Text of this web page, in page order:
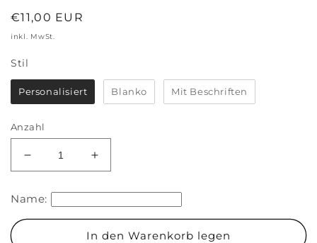
Normaler
Preis
€11,00 EUR
inkl. MwSt.
Stil
Personalisiert Blanko Mit Beschriften
Anzahl
Verringere
die
Menge
für
Mutterpasshülle
&#39;Silhouette&#39;
Erhöhe
die
Menge
für
Mutterpasshülle
&#39;Silhouette&#39;
Name:
In den Warenkorb legen